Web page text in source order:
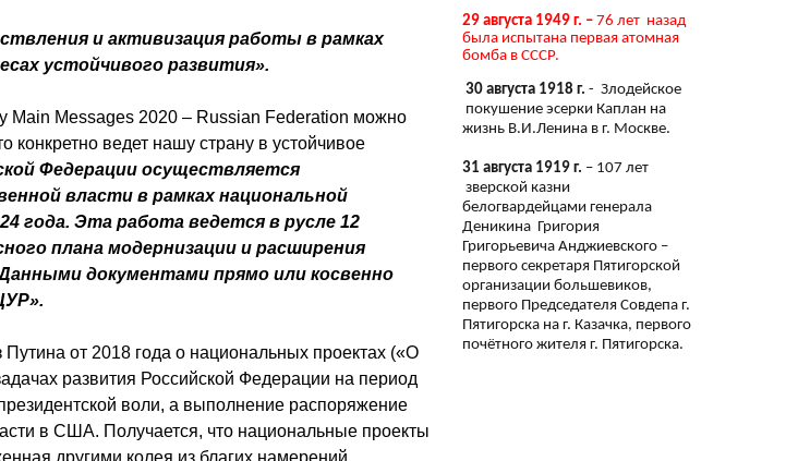
и активизация работы в рамках
устойчивого развития».
Main Messages 2020 – Russian Federation можно
ведет нашу страну в устойчивое
Федерации осуществляется
власти в рамках национальной
года. Эта работа ведется в русле 12
плана модернизации и расширения
документами прямо или косвенно
от 2018 года о национальных проектах («О
развития Российской Федерации на период
воли, а выполнение распоряжение
в США. Получается, что национальные проекты
другими колея из благих намерений.
29 августа 1949 г. – 76 лет назад
была испытана первая атомная
бомба в СССР.
30 августа 1918 г. - Злодейское
покушение эсерки Каплан на
жизнь В.И.Ленина в г. Москве.
31 августа 1919 г. – 107 лет
зверской казни
белогвардейцами генерала
Деникина Григория
Григорьевича Анджиевского –
первого секретаря Пятигорской
организации большевиков,
первого Председателя Совдепа г.
Пятигорска на г. Казачка, первого
почётного жителя г. Пятигорска.